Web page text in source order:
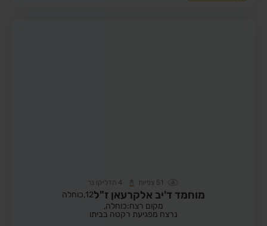
51 צפיות 4 הדליקו נר
מוחמד ד'יב אלקרעאן ז"ל12, כוחלה
מקום רצח:כוחלה,
נרצח מפגיעת רקטה בביתו